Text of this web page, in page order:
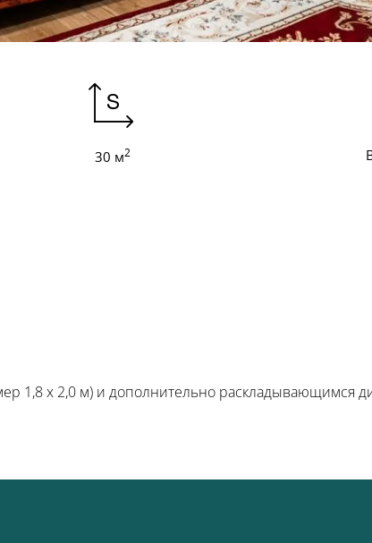
30 м2
1,8 х 2,0 м) и дополнительно раскладывающимся